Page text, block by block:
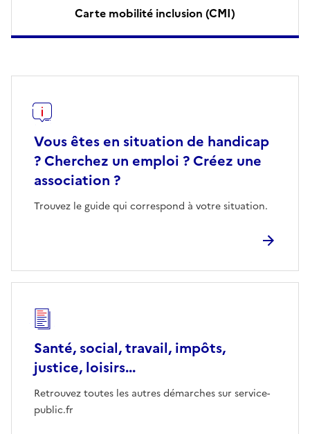
Carte mobilité inclusion (CMI)
Vous êtes en situation de handicap
? Cherchez un emploi ? Créez une
association ?
Trouvez le guide qui correspond à votre situation.
Santé, social, travail, impôts,
justice, loisirs...
Retrouvez toutes les autres démarches sur service-
public.fr